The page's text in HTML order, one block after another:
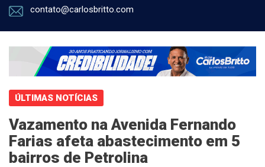
contato@carlosbritto.com
ÚLTIMAS NOTÍCIAS
Vazamento na Avenida Fernando
Farias afeta abastecimento em 5
bairros de Petrolina